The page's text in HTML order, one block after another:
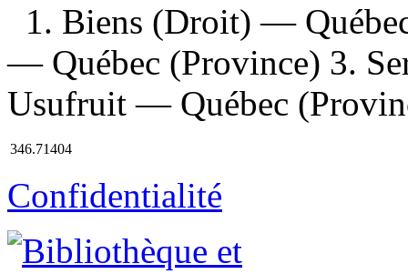
1. Biens (Droit) —
— Québec (Province) 3.
Usufruit — Québec
346.71404
Confidentialité